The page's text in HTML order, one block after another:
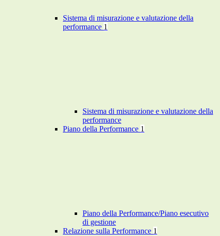
Sistema di misurazione e valutazione della
performance 1
Sistema di misurazione e valutazione della
performance
Piano della Performance 1
Piano della Performance/Piano esecutivo
di gestione
Relazione sulla Performance 1